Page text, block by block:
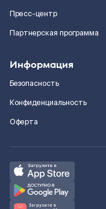
Пресс-центр
Партнерская программа
Информация
Безопасность
Конфиденциальность
Оферта